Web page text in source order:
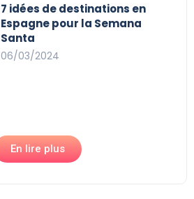
7 idées de destinations en
Espagne pour la Semana
Santa
06/03/2024
En lire plus